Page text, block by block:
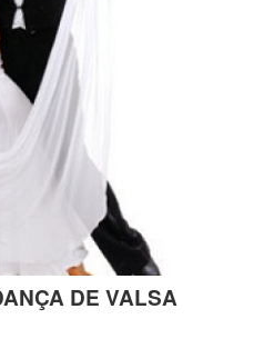
DE VALSA